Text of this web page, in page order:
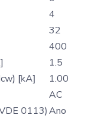
4
32
400
1.5
[kA]
1.00
AC
0113)Ano